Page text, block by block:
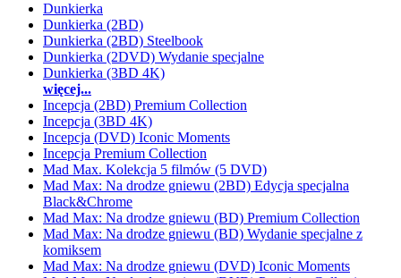
Dunkierka
Dunkierka (2BD)
Dunkierka (2BD) Steelbook
Dunkierka (2DVD) Wydanie specjalne
Dunkierka (3BD 4K)
więcej...
Incepcja (2BD) Premium Collection
Incepcja (3BD 4K)
Incepcja (DVD) Iconic Moments
Incepcja Premium Collection
Mad Max. Kolekcja 5 filmów (5 DVD)
Mad Max: Na drodze gniewu (2BD) Edycja specjalna
Black&Chrome
Mad Max: Na drodze gniewu (BD) Premium Collection
Mad Max: Na drodze gniewu (BD) Wydanie specjalne z
komiksem
Mad Max: Na drodze gniewu (DVD) Iconic Moments